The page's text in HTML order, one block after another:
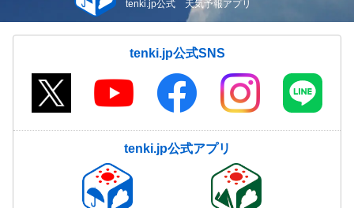
tenki.jp公式 天気予報アプリ
tenki.jp公式SNS
tenki.jp公式アプリ